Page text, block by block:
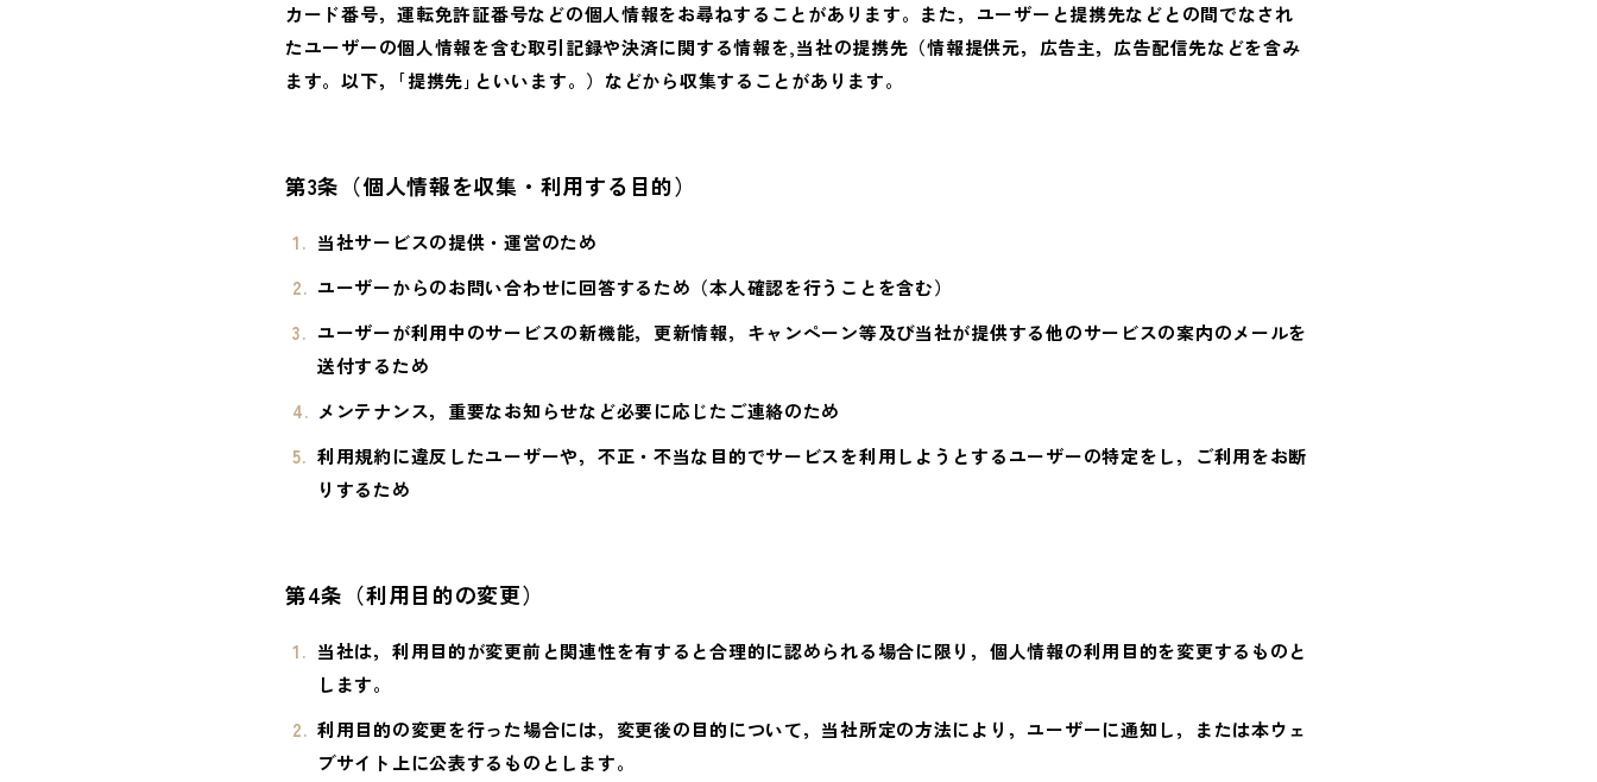
カード番号，運転免許証番号などの個人情報をお尋ねすることがあります。また，ユーザーと提携先などとの間でなされ
たユーザーの個人情報を含む取引記録や決済に関する情報を,当社の提携先（情報提供元，広告主，広告配信先などを含み
ます。以下，｢提携先｣といいます。）などから収集することがあります。
第3条（個人情報を収集・利用する目的）
当社サービスの提供・運営のため
ユーザーからのお問い合わせに回答するため（本人確認を行うことを含む）
ユーザーが利用中のサービスの新機能，更新情報，キャンペーン等及び当社が提供する他のサービスの案内のメールを
送付するため
メンテナンス，重要なお知らせなど必要に応じたご連絡のため
利用規約に違反したユーザーや，不正・不当な目的でサービスを利用しようとするユーザーの特定をし，ご利用をお断
りするため
第4条（利用目的の変更）
当社は，利用目的が変更前と関連性を有すると合理的に認められる場合に限り，個人情報の利用目的を変更するものと
します。
利用目的の変更を行った場合には，変更後の目的について，当社所定の方法により，ユーザーに通知し，または本ウェ
ブサイト上に公表するものとします。